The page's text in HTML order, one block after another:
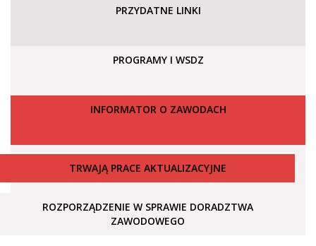
PRZYDATNE LINKI
PROGRAMY I WSDZ
INFORMATOR O ZAWODACH
TRWAJĄ PRACE AKTUALIZACYJNE
ROZPORZĄDZENIE W SPRAWIE DORADZTWA
ZAWODOWEGO